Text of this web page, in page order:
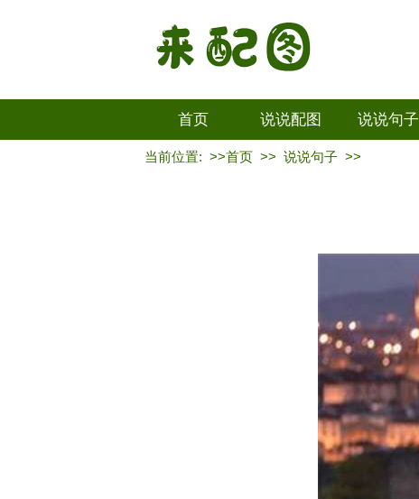
首页 说说配图 说说句子
当前位置: >>首页 >> 说说句子 >>